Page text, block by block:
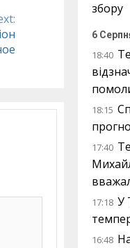
збору
6
18:40
18:15
17:40
17:18 У
16:48